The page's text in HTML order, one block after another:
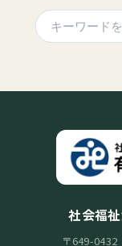
社会福
〒649-0432